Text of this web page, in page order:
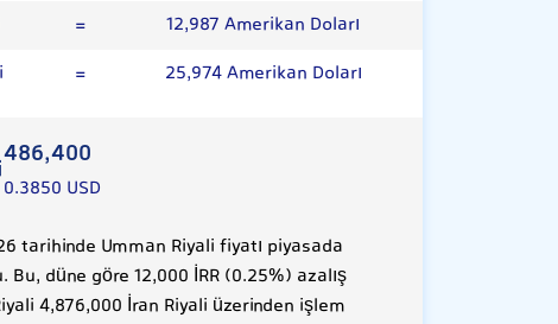
=
12,987 Amerikan Doları
= 25,974 Amerikan Doları
486,400
0.3850 USD
tarihinde Umman Riyali fiyatı piyasada
düne göre 12,000 İRR (0.25%) azalış
4,876,000 İran Riyali üzerinden işlem